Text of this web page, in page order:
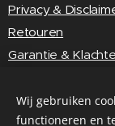
Privacy &
Retouren
Garantie &
Wij gebruiken
functioneren en